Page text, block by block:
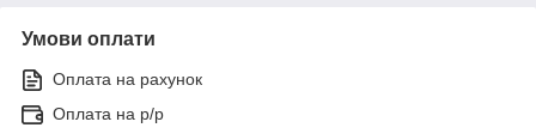
Умови оплати
Оплата на рахунок
Оплата на р/р